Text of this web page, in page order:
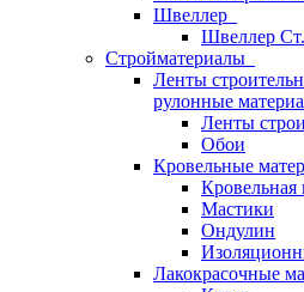
Швеллер
Швеллер
Стройматериалы
Ленты
рулонные
Ленты
Обои
Кровельные
Кровельная
Мастики
Ондулин
Лакокрасочные